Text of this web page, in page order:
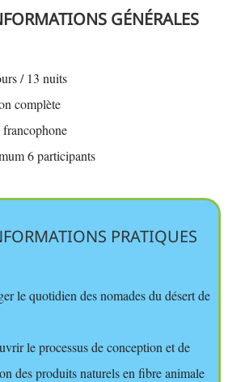
GÉNÉRALES
/ 13 nuits
complète
francophone
6 participants
PRATIQUES
le quotidien des nomades du désert de
le processus de conception et de
des produits naturels en fibre animale